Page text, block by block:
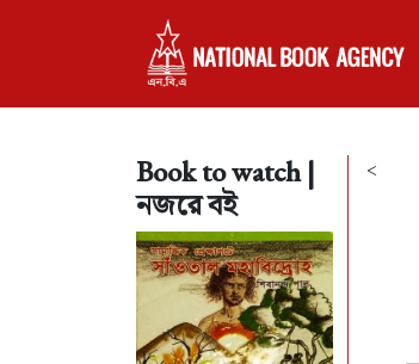
Book to watch |
নজরে বই
<